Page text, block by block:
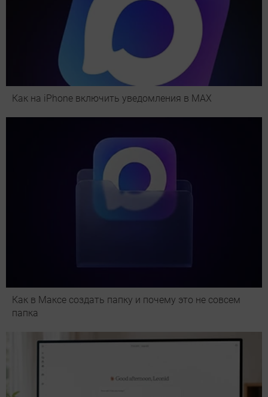
Как на iPhone включить уведомления в MAX
Как в Максе создать папку и почему это не совсем
папка